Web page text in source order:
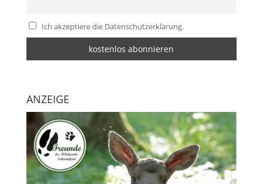
Ich akzeptiere die Datenschutzerklärung.
ANZEIGE